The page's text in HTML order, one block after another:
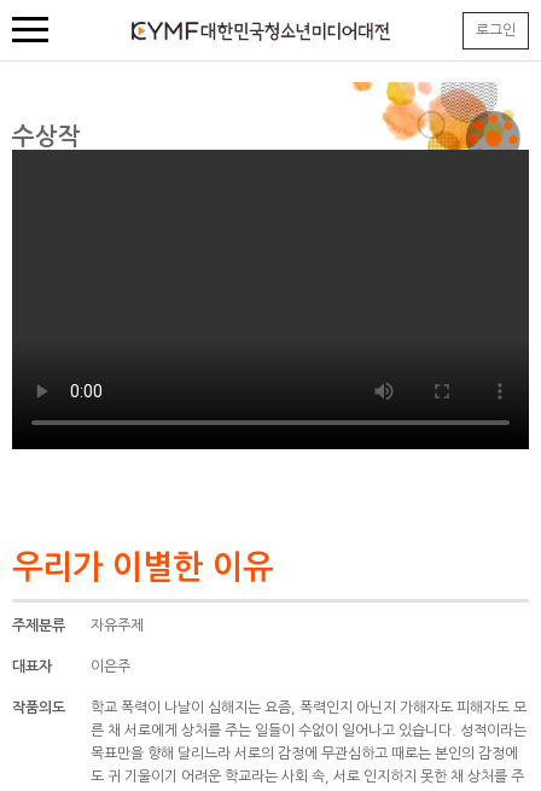
로그인
수상작
우리가 이별한 이유
주제분류 자유주제
대표자 이은주
작품의도
학교 폭력이 나날이 심해지는 요즘, 폭력인지 아닌지 가해자도 피해자도 모
른 채 서로에게 상처를 주는 일들이 수없이 일어나고 있습니다. 성적이라는
목표만을 향해 달리느라 서로의 감정에 무관심하고 때로는 본인의 감정에
도 귀 기울이기 어려운 학교라는 사회 속, 서로 인지하지 못한 채 상처를 주